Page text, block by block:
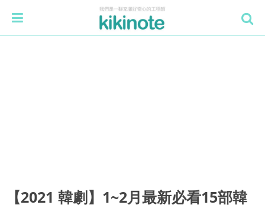
【2021 韓劇】1~2月最新必看15部韓